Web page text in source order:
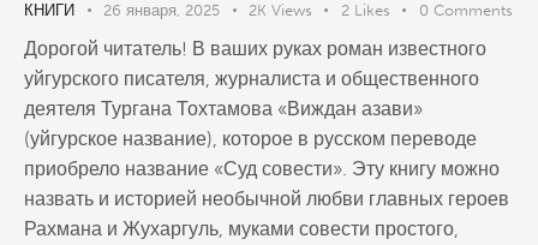
КНИГИ 26 января, 2025 2K Views 2 Likes 0 Comments
Дорогой читатель! В ваших руках роман известного
уйгурского писателя, журналиста и общественного
деятеля Тургана Тохтамова «Виждан азави»
(уйгурское название), которое в русском переводе
приобрело название «Суд совести». Эту книгу можно
назвать и историей необычной любви главных героев
Рахмана и Жухаргуль, муками совести простого,